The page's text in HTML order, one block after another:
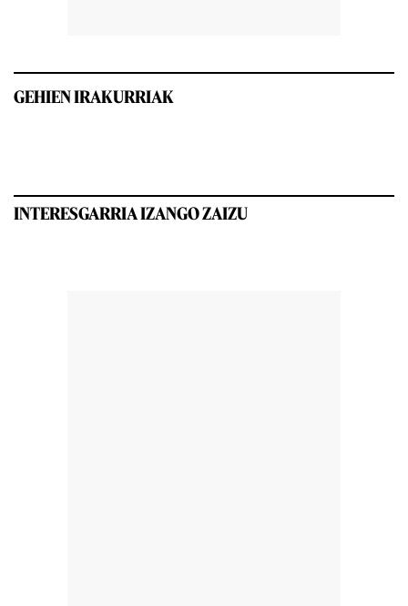
GEHIEN IRAKURRIAK
INTERESGARRIA IZANGO ZAIZU